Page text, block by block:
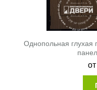
Однопольная
от